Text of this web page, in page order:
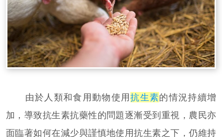
由於人類和食用動物使用抗生素的情況持續增
加，導致抗生素抗藥性的問題逐漸受到重視，農民亦
面臨著如何在減少與謹慎地使用抗生素之下，仍維持